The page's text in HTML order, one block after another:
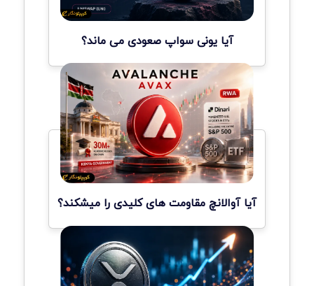
آیا یونی سواپ صعودی می ماند؟
آیا آوالانچ مقاومت های کلیدی را میشکند؟